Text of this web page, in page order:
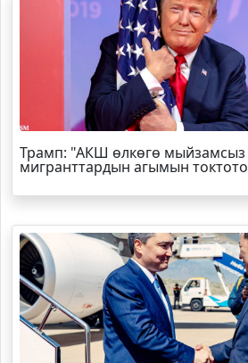
Трамп: "АКШ өлкөгө мыйзамсыз
мигранттардын агымын